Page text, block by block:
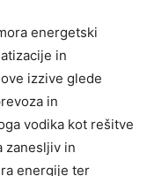
energetski
in
izzive glede
in
vodika kot rešitve
zanesljiv in
energije ter